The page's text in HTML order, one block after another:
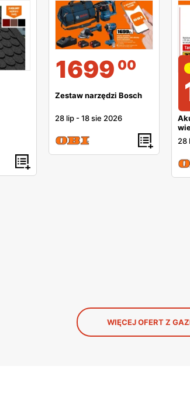
1699 00
Zestaw narzędzi Bosch
28 lip -18 sie 2026
28
WIĘCEJ OFERT Z